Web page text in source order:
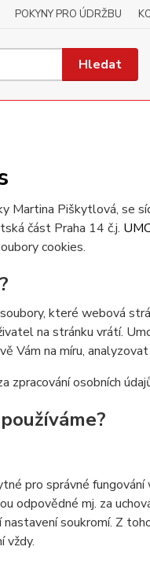
POKYNY PRO ÚDRŽBU
Hledat
Martina Piškytlová, se
část Praha 14 č.j.
cookies.
které webová
na stránku vrátí.
Vám na míru,
zpracování osobních
pro správné
odpovědné mj. za
nastavení soukromí. Z
vždy.